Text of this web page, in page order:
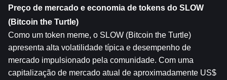
Preço de mercado e economia de tokens do SLOW
(Bitcoin the Turtle)
Como um token meme, o SLOW (Bitcoin the Turtle)
apresenta alta volatilidade típica e desempenho de
mercado impulsionado pela comunidade. Com uma
capitalização de mercado atual de aproximadamente US$